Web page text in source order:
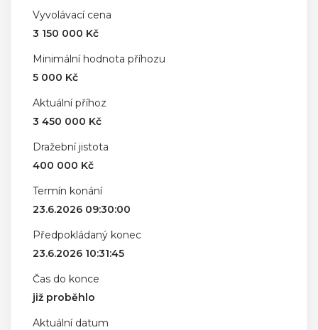
Vyvolávací cena
3 150 000 Kč
Minimální hodnota příhozu
5 000 Kč
Aktuální příhoz
3 450 000 Kč
Dražební jistota
400 000 Kč
Termín konání
23.6.2026 09:30:00
Předpokládaný konec
23.6.2026 10:31:45
Čas do konce
již proběhlo
Aktuální datum